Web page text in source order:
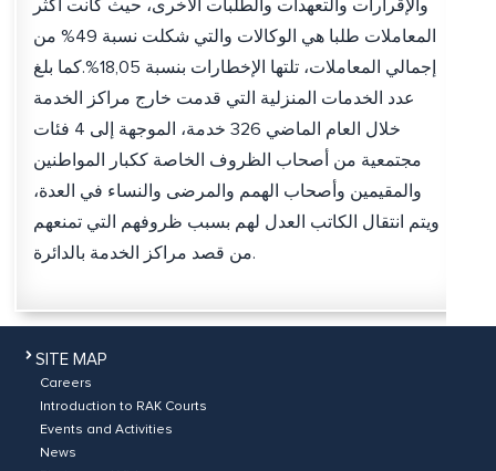
والإقرارات والتعهدات والطلبات الأخرى، حيث كانت أكثر
المعاملات طلبا هي الوكالات والتي شكلت نسبة 49% من
إجمالي المعاملات، تلتها الإخطارات بنسبة 18,05%.كما بلغ
عدد الخدمات المنزلية التي قدمت خارج مراكز الخدمة
خلال العام الماضي 326 خدمة، الموجهة إلى 4 فئات
مجتمعية من أصحاب الظروف الخاصة ككبار المواطنين
والمقيمين وأصحاب الهمم والمرضى والنساء في العدة،
ويتم انتقال الكاتب العدل لهم بسبب ظروفهم التي تمنعهم
من قصد مراكز الخدمة بالدائرة.
SITE MAP
Careers
Introduction to RAK Courts
Events and Activities
News